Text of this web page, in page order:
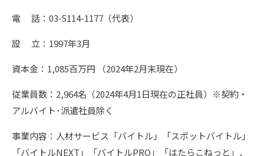
電 話：03-5114-1177（代表）
設 立：1997年3月
資本金：1,085百万円 （2024年2月末現在）
従業員数：2,964名（2024年4月1日現在の正社員）※契約・
アルバイト･派遣社員除く
事業内容：人材サービス「バイトル」「スポットバイトル」
「バイトルNEXT」「バイトルPRO」「はたらこねっと」、